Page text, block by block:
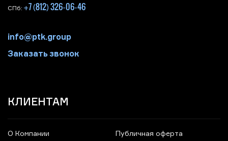
СПб: +7 (812) 326-06-46
info@ptk.group
Заказать звонок
КЛИЕНТАМ
О Компании Публичная оферта